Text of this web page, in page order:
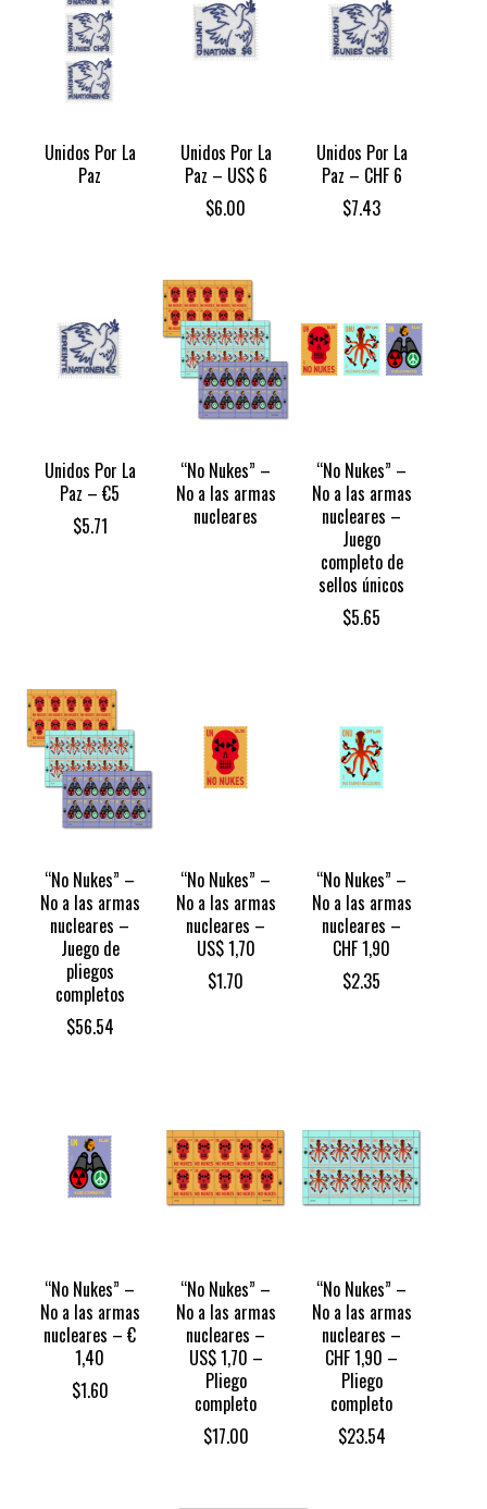
Unidos Por La
Paz
Unidos Por La
Paz – US$ 6
$6.00
Unidos Por La
Paz – CHF 6
$7.43
Unidos Por La
Paz – €5
$5.71
“No Nukes” –
No a las armas
nucleares
“No Nukes” –
No a las armas
nucleares –
Juego
completo de
sellos únicos
$5.65
“No Nukes” –
No a las armas
nucleares –
Juego de
pliegos
completos
$56.54
“No Nukes” –
No a las armas
nucleares –
US$ 1,70
$1.70
“No Nukes” –
No a las armas
nucleares –
CHF 1,90
$2.35
“No Nukes” –
No a las armas
nucleares – €
1,40
$1.60
“No Nukes” –
No a las armas
nucleares –
US$ 1,70 –
Pliego
completo
$17.00
“No Nukes” –
No a las armas
nucleares –
CHF 1,90 –
Pliego
completo
$23.54